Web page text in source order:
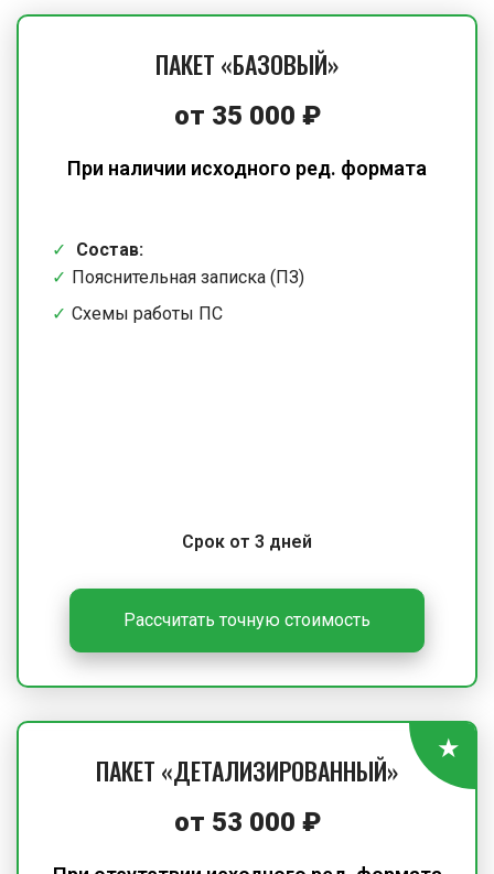
ПАКЕТ «БАЗОВЫЙ»
от 35 000 ₽
При наличии исходного ред. формата
Состав:
Пояснительная записка (ПЗ)
Схемы работы ПС
Срок от 3 дней
Рассчитать точную стоимость
ПАКЕТ «ДЕТАЛИЗИРОВАННЫЙ»
от 53 000 ₽